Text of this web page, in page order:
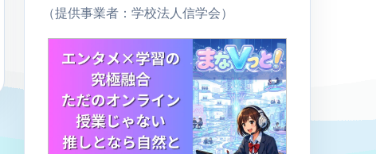
（提供事業者：学校法人信学会）